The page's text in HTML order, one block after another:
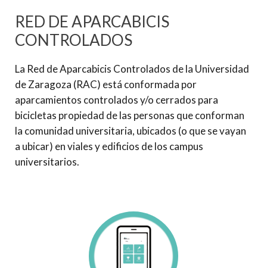
RED DE APARCABICIS
CONTROLADOS
La Red de Aparcabicis Controlados de la Universidad
de Zaragoza (RAC) está conformada por
aparcamientos controlados y/o cerrados para
bicicletas propiedad de las personas que conforman
la comunidad universitaria, ubicados (o que se vayan
a ubicar) en viales y edificios de los campus
universitarios.